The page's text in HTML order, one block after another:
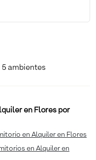
5 ambientes
en Flores por
en Alquiler en Flores
en Alquiler en